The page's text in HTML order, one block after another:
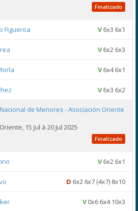
Finalizado
Figueroa V6x3 6x1
V6x2 6x3
V6x4 6x1
V6x3 6x2
de Menores - Asociación Oriente
15 Jul à 20 Jul 2025
Finalizado
V6x2 6x1
D 6x2 6x7 (4x7) 8x10
V0x6 6x4 10x3